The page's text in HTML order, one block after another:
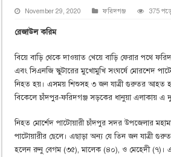
November 29, 2020 ফরিদগঞ্জ 375
রেজাউল করিম
বিয়ে বাড়ি থেকে দাওয়াত খেয়ে বাড়ি ফেরার পথে
এবং সিএনজি স্কুটারের মুখোমুখি সংঘর্ষে মোরশেদ
নিহত হয়। এসময় শিশুসহ ৩ জন যাত্রী গুরুতর আহত
বিকেলে চাঁদপুর-ফরিদগঞ্জ সড়কের ধানুয়া এলাকায় এ
নিহত মোর্শেদ পাটোয়ারী চাঁদপুর সদর উপজেলার
পাটোয়ারীর ছেলে। এছাড়া অন্য যে তিন জন যাত্রী
হলেন রুনু বেগম (৩৫), মালেক (৪০), ও মেহেদী (৭)।